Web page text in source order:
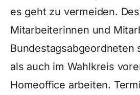
es geht zu vermeiden.
Mitarbeiterinnen und
Bundestagsabgeordneten
als auch im Wahlkreis
Homeoffice arbeiten.